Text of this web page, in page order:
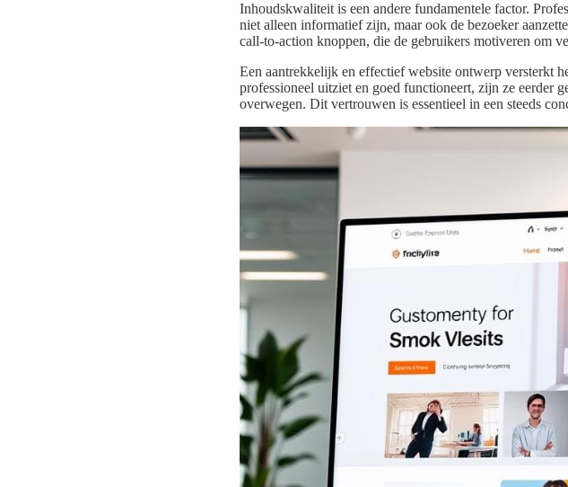
Inhoudskwaliteit is een andere fundamentele factor.
niet alleen informatief zijn, maar ook de bezoeker
call-to-action knoppen, die de gebruikers motiveren om
Een aantrekkelijk en effectief website ontwerp versterkt
professioneel uitziet en goed functioneert, zijn ze eerder
overwegen. Dit vertrouwen is essentieel in een steeds